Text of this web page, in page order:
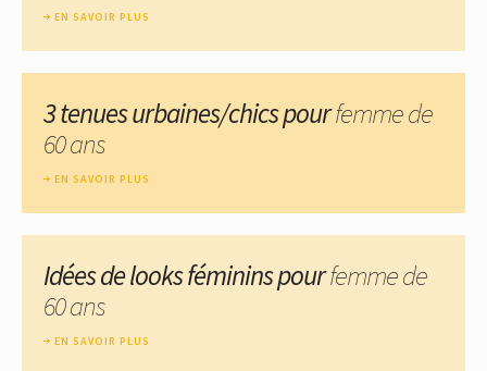
EN SAVOIR PLUS
3 tenues urbaines/chics pourfemme de
60 ans
EN SAVOIR PLUS
Idées de looks féminins pourfemme de
60 ans
EN SAVOIR PLUS